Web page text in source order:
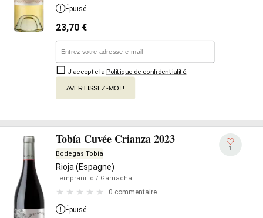
Épuisé
23,70 €
J'accepte la Politique de confidentialité
AVERTISSEZ-MOI !
Tobía Cuvée Crianza 2023
Bodegas Tobía
Rioja (Espagne)
Tempranillo / Garnacha
0 commentaire
1
Épuisé